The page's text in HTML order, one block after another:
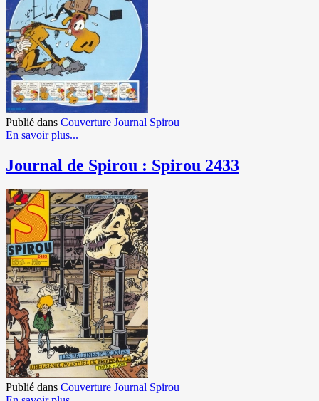
Publié dans Couverture Journal Spirou
En savoir plus...
Journal de Spirou : Spirou 2433
Publié dans Couverture Journal Spirou